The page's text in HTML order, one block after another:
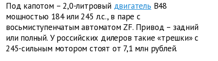
Под капотом – 2,0-литровый двигатель B48
мощностью 184 или 245 л.с., в паре с
восьмиступенчатым автоматом ZF. Привод – задний
или полный. У российских дилеров такие «трешки» с
245-сильным мотором стоят от 7,1 млн рублей.